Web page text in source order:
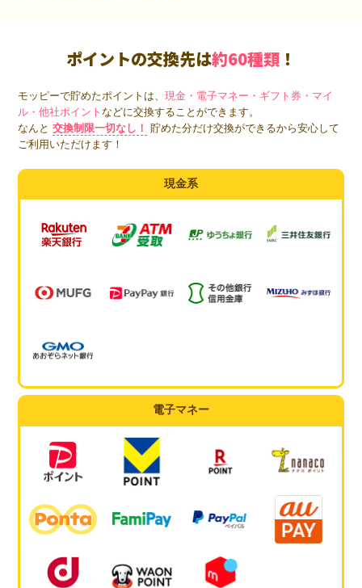
ポイントの交換先は約60種類 ！
モッピーで貯めたポイントは、現金・電子マネー・ギフト券・マイ
ル・他社ポイントなどに交換することができます。
なんと 交換制限一切なし！
貯めた分だけ交換ができるから安心して
ご利用いただけます！
現金系
電子マネー